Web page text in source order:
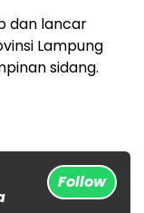
dan lancar
Lampung
sidang.
Follow